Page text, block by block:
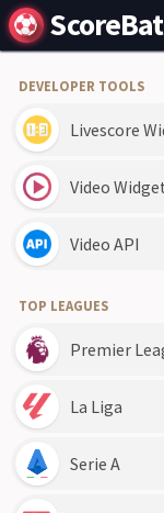
ScoreBat
DEVELOPER TOOLS
Livescore
Video
Video API
TOP LEAGUES
Premier
La Liga
Serie A